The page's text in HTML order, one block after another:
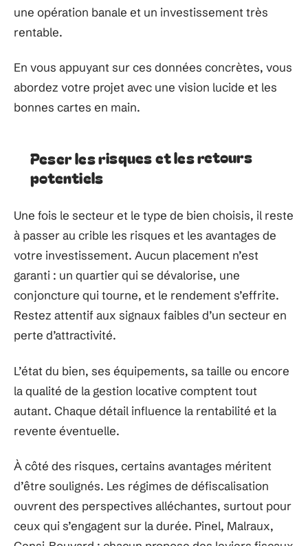
une opération banale et un investissement très
rentable.
En vous appuyant sur ces données concrètes, vous
abordez votre projet avec une vision lucide et les
bonnes cartes en main.
Peser les risques et les retours
potentiels
Une fois le secteur et le type de bien choisis, il reste
à passer au crible les risques et les avantages de
votre investissement. Aucun placement n’est
garanti : un quartier qui se dévalorise, une
conjoncture qui tourne, et le rendement s’effrite.
Restez attentif aux signaux faibles d’un secteur en
perte d’attractivité.
L’état du bien, ses équipements, sa taille ou encore
la qualité de la gestion locative comptent tout
autant. Chaque détail influence la rentabilité et la
revente éventuelle.
À côté des risques, certains avantages méritent
d’être soulignés. Les régimes de défiscalisation
ouvrent des perspectives alléchantes, surtout pour
ceux qui s’engagent sur la durée. Pinel, Malraux,